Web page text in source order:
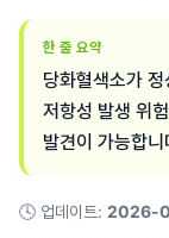
한 줄 요약
당화혈색소가
저항성 발생 위
발견이 가능합니
🕓 업데이트: 2026-